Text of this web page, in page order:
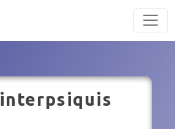
interpsiquis